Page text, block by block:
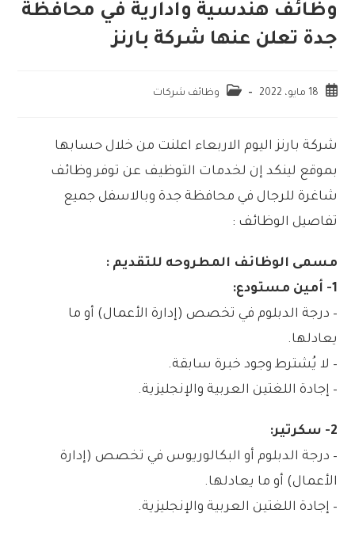
وظائف هندسية وادارية في محافظة
جدة تعلن عنها شركة بارنز
18 مايو، 2022 وظائف شركات
شركة بارنز اليوم الاربعاء اعلنت من خلال حسابها
بموقع لينكد إن لخدمات التوظيف عن توفر وظائف
شاغرة للرجال في محافظة جدة وبالاسفل جميع
تفاصيل الوظائف :
مسمى الوظائف المطروحه للتقديم :
1- أمين مستودع:
– درجة الدبلوم في تخصص (إدارة الأعمال) أو ما
يعادلها.
– لا يُشترط وجود خبرة سابقة.
– إجادة اللغتين العربية والإنجليزية.
2- سكرتير:
– درجة الدبلوم أو البكالوريوس في تخصص (إدارة
الأعمال) أو ما يعادلها.
– إجادة اللغتين العربية والإنجليزية.